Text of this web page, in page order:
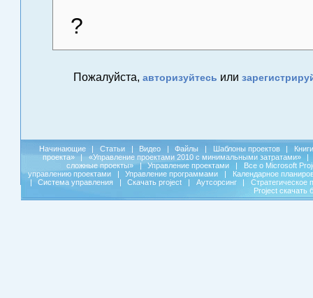
?
Пожалуйста, авторизуйтесь или
Начинающие | Статьи | Видео | Файлы | Шаблоны проектов |
Книги
проекта»
| «Управление проектами 2010 с минимальными затратами»
|
сложные проекты»
| Управление проектами |
Все о Microsoft
управлению проектами
| Управление программами |
Календарное
|
Система управления | Скачать project | Аутсорсинг |
Стратегическое
Project скачать